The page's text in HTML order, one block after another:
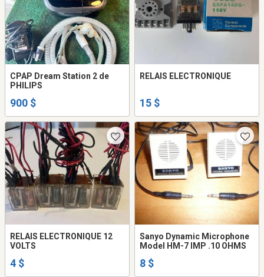
CPAP Dream Station 2 de
PHILIPS
900 $
RELAIS ELECTRONIQUE
15 $
RELAIS ELECTRONIQUE 12
VOLTS
4 $
Sanyo Dynamic Microphone
Model HM-7 IMP .10 OHMS
8 $